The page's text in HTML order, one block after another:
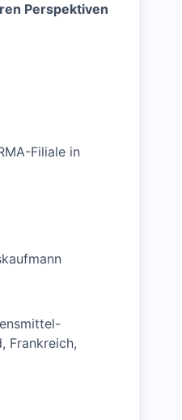
Perspektiven
Filiale in
Frankreich,